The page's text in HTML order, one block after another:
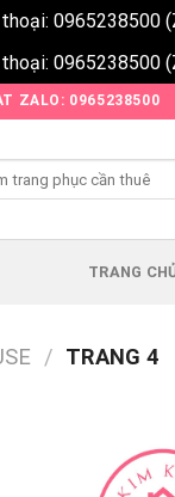
0965238500
0965238500
ZALO: 0965238500
TRANG
/ TRANG 4